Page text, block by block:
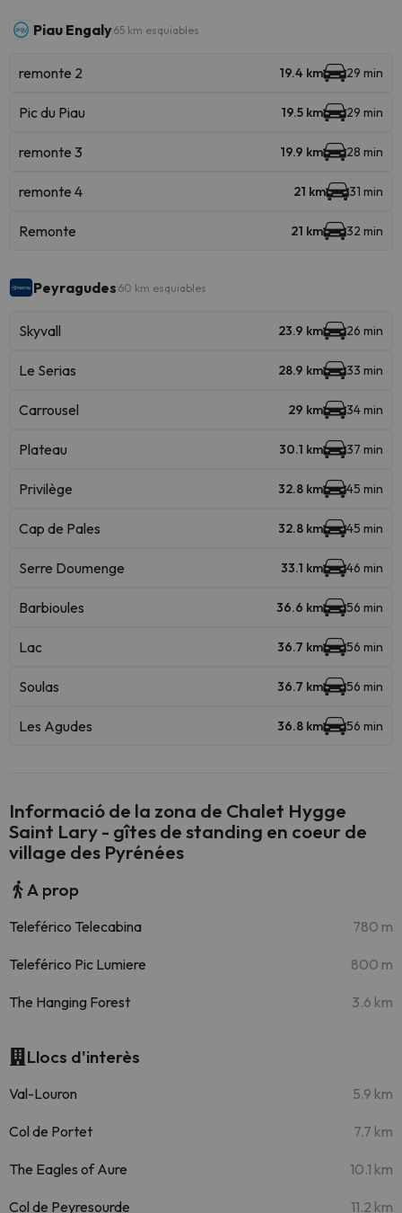
Piau Engaly65 km esquiables
remonte 2 19.4 km 29 min
Pic du Piau 19.5 km 29 min
remonte 3 19.9 km 28 min
remonte 4 21 km 31 min
Remonte 21 km 32 min
Peyragudes 60 km esquiables
Skyvall 23.9 km 26 min
Le Serias 28.9 km 33 min
Carrousel 29 km 34 min
Plateau 30.1 km 37 min
Privilège 32.8 km 45 min
Cap de Pales 32.8 km 45 min
Serre Doumenge 33.1 km 46 min
Barbioules 36.6 km 56 min
Lac 36.7 km 56 min
Soulas 36.7 km 56 min
Les Agudes 36.8 km 56 min
Informació de la zona de Chalet Hygge
Saint Lary - gîtes de standing en coeur de
village des Pyrénées
A prop
Teleférico Telecabina 780 m
Teleférico Pic Lumiere 800 m
The Hanging Forest 3.6 km
Llocs d'interès
Val-Louron 5.9 km
Col de Portet 7.7 km
The Eagles of Aure 10.1 km
Col de Peyresourde 11.2 km